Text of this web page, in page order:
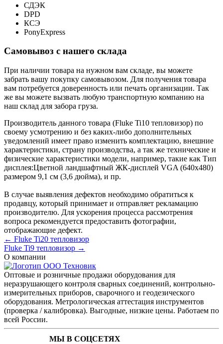
СДЭК
DPD
КСЭ
PonyExpress
Самовывоз с нашего склада
При наличии товара на нужном вам складе, вы можете
забрать вашу покупку самовывозом. Для получения товара
вам потребуется доверенность или печать организации. Так
же вы можете вызвать любую транспортную компанию на
наш склад для забора груза.
Производитель данного товара (Fluke Ti10 тепловизор) по
своему усмотрению и без каких-либо дополнительных
уведомлений имеет право изменить комплектацию, внешние
характеристики, страну производства, а так же технические и
физические характеристики модели, например, такие как Тип
дисплея:Цветной ландшафтный ЖК-дисплей VGA (640x480)
размером 9,1 см (3,6 дюйма), и пр.
В случае выявления дефектов необходимо обратиться к
продавцу, который принимает и отправляет рекламацию
производителю. Для ускорения процесса рассмотрения
вопроса рекомендуется предоставить фотографии,
отображающие дефект.
← Fluke Ti20 тепловизор
Fluke Ti9 тепловизор →
О компании
Оптовые и розничные продажи оборудования для
неразрушающего контроля сварных соединений, контрольно-
измерительных приборов, сварочного и геодезического
оборудования. Метрологическая аттестация инструментов
(проверка / калибровка). Выгодные, низкие цены. Работаем по
всей России.
МЫ В СОЦСЕТЯХ